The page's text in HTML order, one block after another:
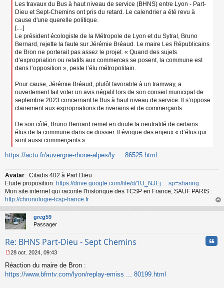
Les travaux du Bus à haut niveau de service (BHNS) entre Lyon - Part-
Dieu et Sept-Chemins ont pris du retard. Le calendrier a été revu à
cause d'une querelle politique.
[....]
Le président écologiste de la Métropole de Lyon et du Sytral, Bruno
Bernard, rejette la faute sur Jérémie Bréaud. Le maire Les Républicains
de Bron ne porterait pas assez le projet. « Quand des sujets
d’expropriation ou relatifs aux commerces se posent, la commune est
dans l’opposition », peste l’élu métropolitain.
Pour cause, Jérémie Bréaud, plutôt favorable à un tramway, a
ouvertement fait voter un avis négatif lors de son conseil municipal de
septembre 2023 concernant le Bus à haut niveau de service. Il s’oppose
clairement aux expropriations de riverains et de commerçants.
De son côté, Bruno Bernard remet en doute la neutralité de certains
élus de la commune dans ce dossier. Il évoque des enjeux « d’élus qui
sont aussi commerçants »…
https://actu.fr/auvergne-rhone-alpes/ly ... 86525.html
Avatar : Citadis 402 à Part Dieu
Etude proposition: https://drive.google.com/file/d/1U_NJEj ... sp=sharing
Mon site internet qui raconte l'historique des TCSP en France, SAUF PARIS :
http://chronologie-tcsp-france.fr
au
greg59
Passager
Re: BHNS Part-Dieu - Sept Chemins
e
s
28 oct. 2024, 09:43
Réaction du maire de Bron :
https://www.bfmtv.com/lyon/replay-emiss ... 80199.html